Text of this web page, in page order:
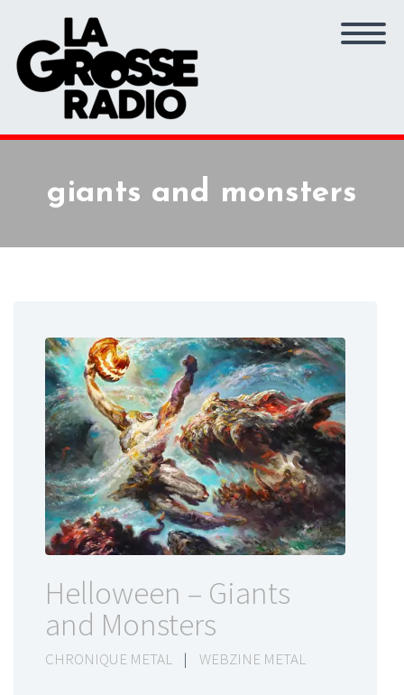
giants and monsters
Helloween – Giants
and Monsters
CHRONIQUE METAL | WEBZINE METAL